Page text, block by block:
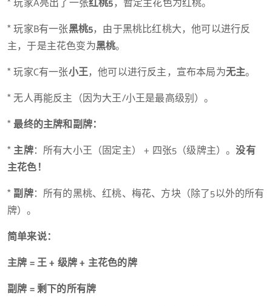
* 玩家A亮出了一张红桃5，暂定主花色为红桃。
* 玩家B有一张黑桃5，由于黑桃比红桃大，他可以进行反
主，于是主花色变为黑桃。
* 玩家C有一张小王，他可以进行反主，宣布本局为无主。
* 无人再能反主（因为大王/小王是最高级别）。
*最终的主牌和副牌：
*主牌：所有大小王（固定主） + 四张5（级牌主）。没有
主花色！
*副牌：所有的黑桃、红桃、梅花、方块（除了5以外的所有
牌）。
简单来说：
主牌 = 王 + 级牌 + 主花色的牌
副牌 = 剩下的所有牌